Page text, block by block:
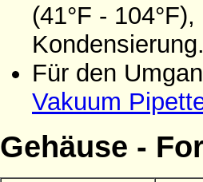
(41°F -
Für den
Vakuum
Gehäuse -